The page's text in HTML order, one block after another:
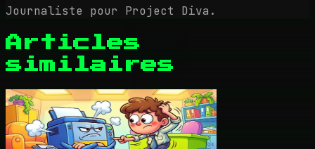
Journaliste pour Project Diva.
Articles
similaires